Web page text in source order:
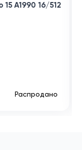
A1990 16/512
Распродано